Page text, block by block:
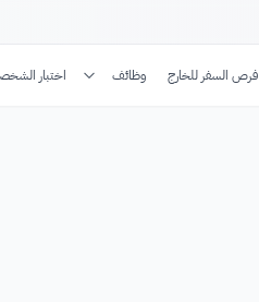
فرص السفر للخارج وظائف اختبار